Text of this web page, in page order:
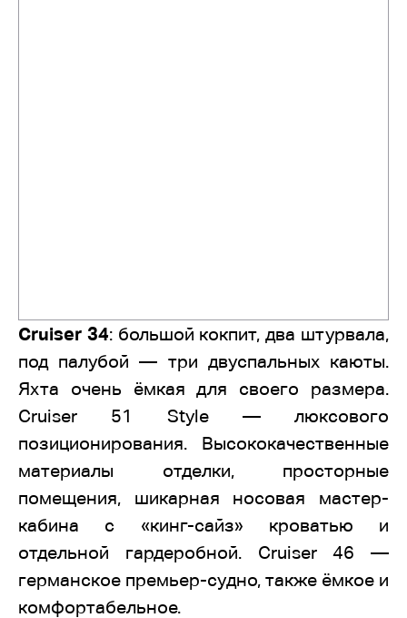
Cruiser 34: большой кокпит, два штурвала,
под палубой — три двуспальных каюты.
Яхта очень ёмкая для своего размера.
Cruiser 51 Style — люксового
позиционирования. Высококачественные
материалы отделки, просторные
помещения, шикарная носовая мастер-
кабина с «кинг-сайз» кроватью и
отдельной гардеробной. Cruiser 46 —
германское премьер-судно, также ёмкое и
комфортабельное.